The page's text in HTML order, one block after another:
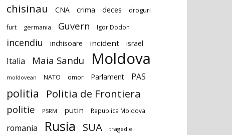
chisinau CNA crima deces droguri
furt germania Guvern Igor Dodon
incendiu inchisoare incident israel
Italia Maia Sandu Moldova
moldovean NATO omor Parlament PAS
politia Politia de Frontiera
politie PSRM putin Republica Moldova
romania Rusia SUA tragedie